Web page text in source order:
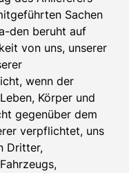
Sachen
den beruht auf
von uns, unserer
wenn der
Körper und
gegenüber dem
verpflichtet, uns
Dritter,